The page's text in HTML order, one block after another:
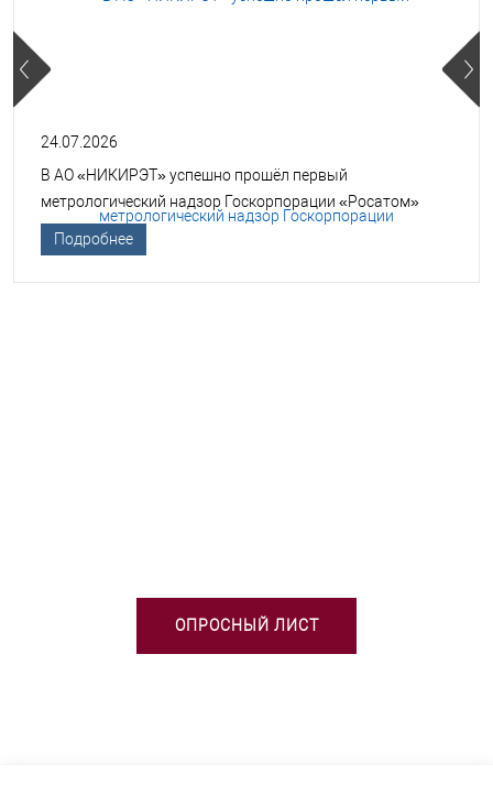
24.07.2026
В АО «НИКИРЭТ» успешно прошёл первый
метрологический надзор Госкорпорации «Росатом»
Подробнее
ОПРОСНЫЙ ЛИСТ